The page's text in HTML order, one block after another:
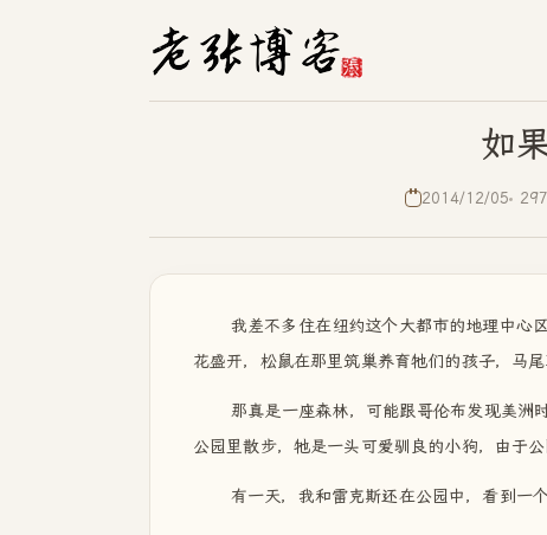
如
2014/12/05
我差不多住在纽约这个大都市的地理中心
花盛开，松鼠在那里筑巢养育牠们的孩子，马
那真是一座森林，可能跟哥伦布发现美洲
公园里散步，牠是一头可爱驯良的小狗，由于
有一天，我和雷克斯还在公园中，看到